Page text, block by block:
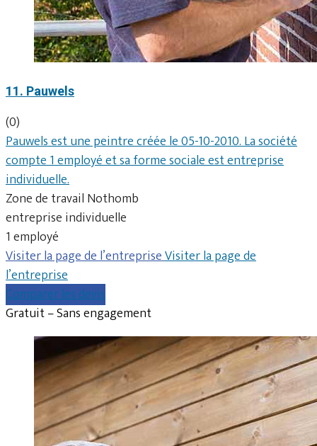
11. Pauwels
(0)
Pauwels est une peintre créée le 05-10-2010. La société
compte 1 employé et sa forme sociale est entreprise
individuelle.
Zone de travail Nothomb
entreprise individuelle
1 employé
Visiter la page de l’entrepriseVisiter la page de
l’entreprise
Comparer les devis
Gratuit – Sans engagement